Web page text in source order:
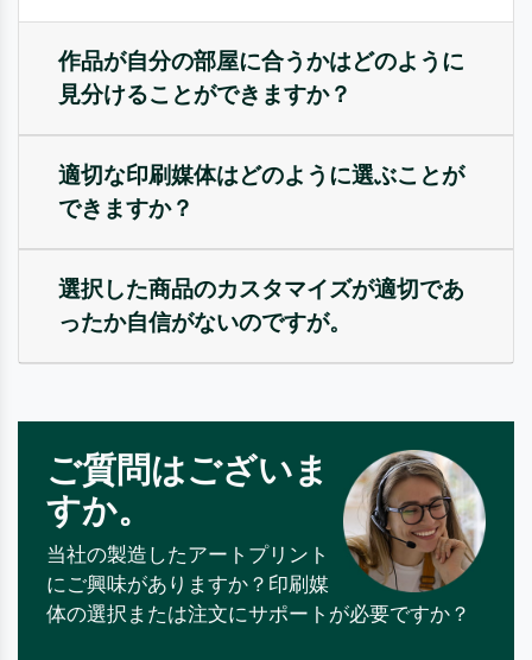
作品が自分の部屋に合うかはどのように
見分けることができますか？
適切な印刷媒体はどのように選ぶことが
できますか？
選択した商品のカスタマイズが適切であ
ったか自信がないのですが。
ご質問はございま
すか。
当社の製造したアートプリント
にご興味がありますか？印刷媒
体の選択または注文にサポートが必要ですか？